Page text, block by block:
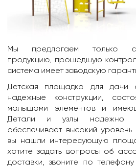
Мы предлагаем только
продукцию, прошедшую
система имеет заводскую
Детская площадка для дачи
надежные конструкции,
малышами элементов и
Детали и узлы надежно
обеспечивает высокий уровень
вы нашли интересующую
хотите задать вопросы об
доставки, звоните по